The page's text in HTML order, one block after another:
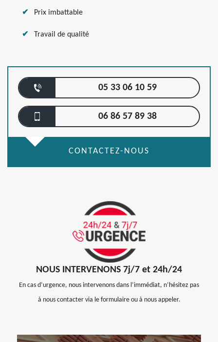
Prix imbattable
Travail de qualité
05 33 06 10 59
06 86 57 89 38
CONTACTEZ-NOUS
NOUS INTERVENONS 7j/7 et 24h/24
En cas d’urgence, nous intervenons dans l’immédiat, n’hésitez pas
à nous contacter via le formulaire ou à nous appeler.